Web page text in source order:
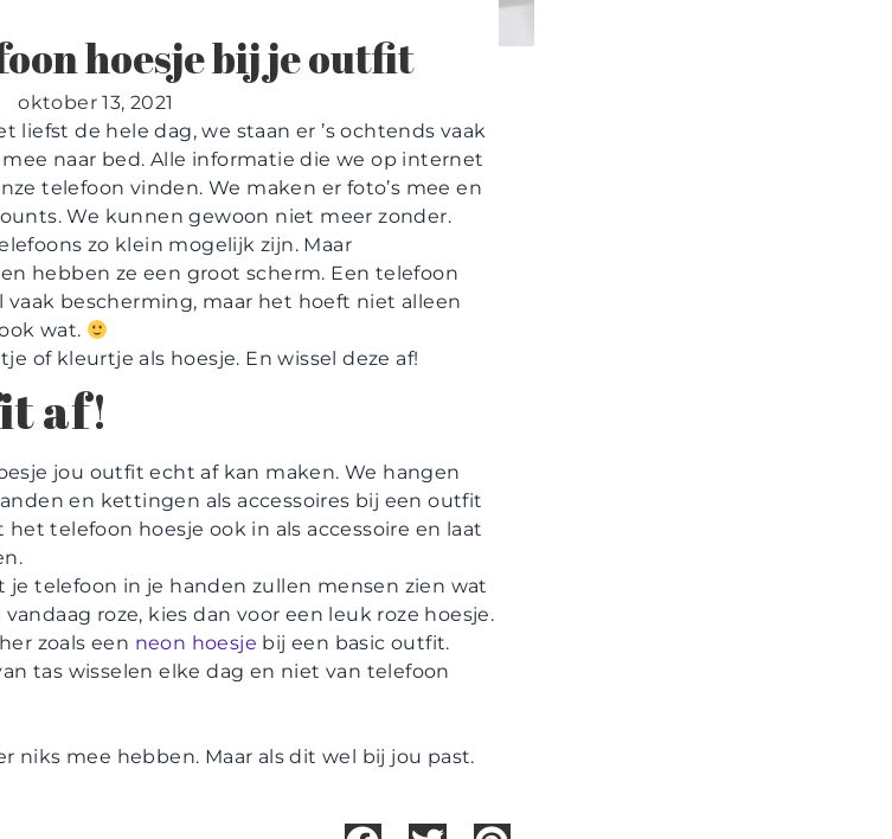
hoesje bij je outfit
oktober 13, 2021
liefst de hele dag, we staan er ’s ochtends vaak
mee naar bed. Alle informatie die we op internet
telefoon vinden. We maken er foto’s mee en
We kunnen gewoon niet meer zonder.
zo klein mogelijk zijn. Maar
hebben ze een groot scherm. Een telefoon
vaak bescherming, maar het hoeft niet alleen
wat.
of kleurtje als hoesje. En wissel deze af!
af!
jou outfit echt af kan maken. We hangen
en kettingen als accessoires bij een outfit
telefoon hoesje ook in als accessoire en laat
telefoon in je handen zullen mensen zien wat
roze, kies dan voor een leuk roze hoesje.
zoals een neon hoesje bij een basic outfit.
tas wisselen elke dag en niet van telefoon
niks mee hebben. Maar als dit wel bij jou past.